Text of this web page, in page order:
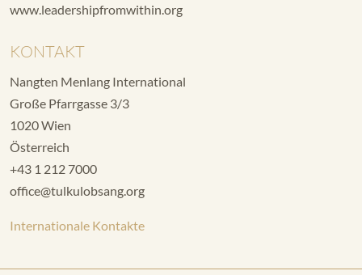
www.leadershipfromwithin.org
KONTAKT
Nangten Menlang International
Große Pfarrgasse 3/3
1020 Wien
Österreich
+43 1 212 7000
office@tulkulobsang.org
Internationale Kontakte